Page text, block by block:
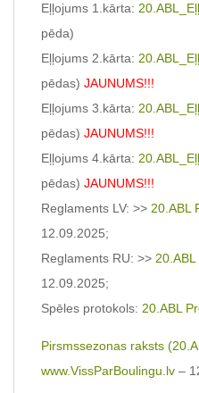
Eļļojums 1.kārta:
pēda)
Eļļojums 2.kārta:
pēdas) JAUNUMS!!!
Eļļojums 3.kārta:
pēdas) JAUNUMS!!!
Eļļojums 4.kārta:
pēdas) JAUNUMS!!!
Reglaments LV: >> 20.ABL
12.09.2025;
Reglaments RU: >> 20.ABL
12.09.2025;
Spēles protokols: 20.ABL
Pirsmssezonas raksts
www.VissParBoulingu.lv –